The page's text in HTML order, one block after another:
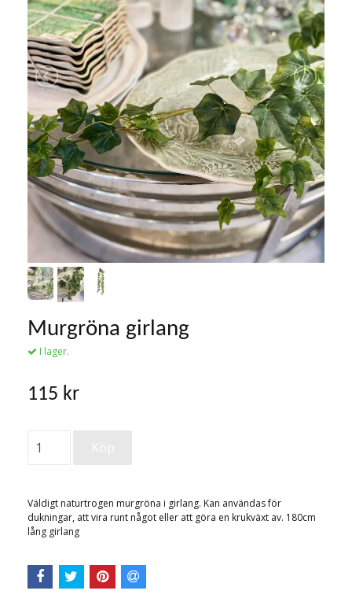
Murgröna girlang
I lager.
115 kr
Väldigt naturtrogen murgröna i girlang. Kan användas för
dukningar, att vira runt något eller att göra en krukväxt av. 180cm
lång girlang